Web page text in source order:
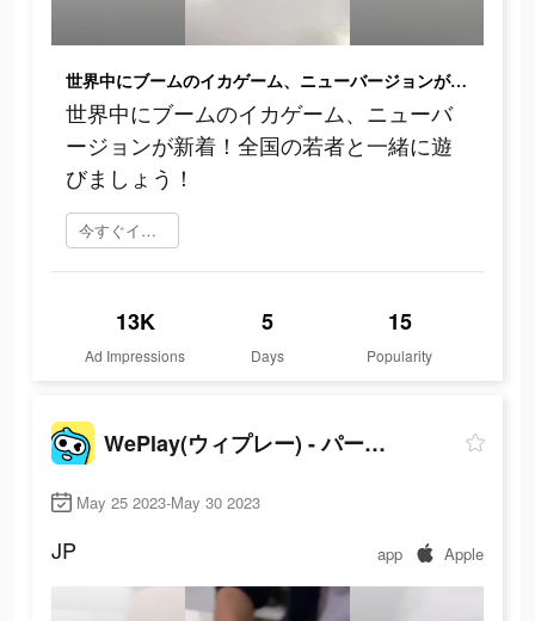
世界中にブームのイカゲーム、ニューバージョンが新着！全国の若者と一緒に遊びましょう！
世界中にブームのイカゲーム、ニューバ
ージョンが新着！全国の若者と一緒に遊
びましょう！
今すぐインストール
13K
Ad Impressions
5
Days
15
Popularity
WePlay(ウィプレー) - パーティゲーム
May 25 2023-May 30 2023
JP app Apple